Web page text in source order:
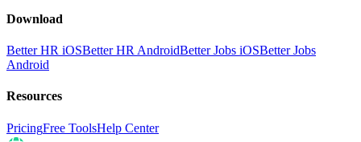
Download
Better HR iOSBetter HR AndroidBetter Jobs iOSBetter Jobs
Android
Resources
PricingFree ToolsHelp Center